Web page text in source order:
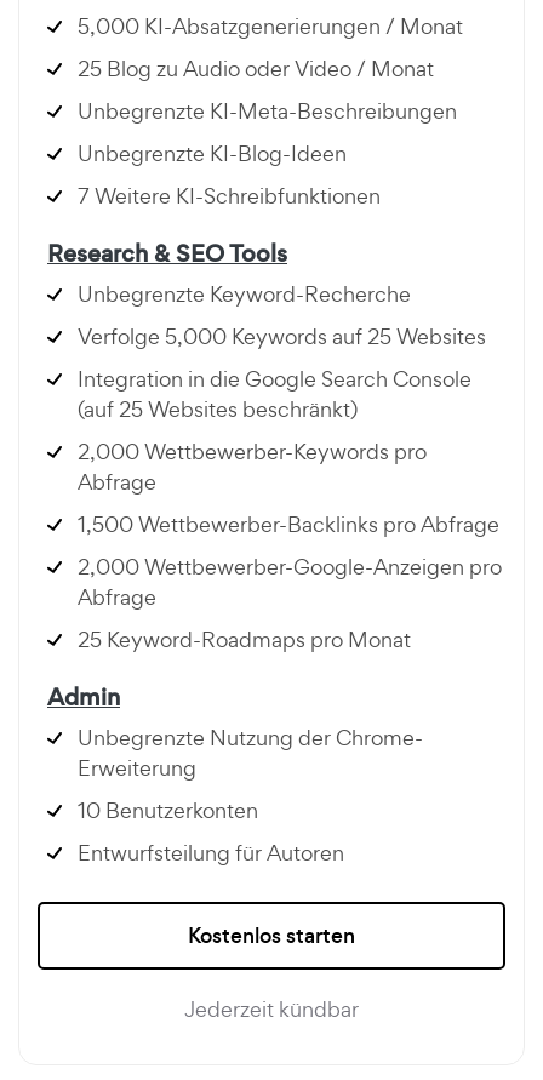
5,000 KI-Absatzgenerierungen / Monat
25 Blog zu Audio oder Video / Monat
Unbegrenzte KI-Meta-Beschreibungen
Unbegrenzte KI-Blog-Ideen
7 Weitere KI-Schreibfunktionen
Research & SEO Tools
Unbegrenzte Keyword-Recherche
Verfolge 5,000 Keywords auf 25 Websites
Integration in die Google Search Console
(auf 25 Websites beschränkt)
2,000 Wettbewerber-Keywords pro
Abfrage
1,500 Wettbewerber-Backlinks pro Abfrage
2,000 Wettbewerber-Google-Anzeigen pro
Abfrage
25 Keyword-Roadmaps pro Monat
Admin
Unbegrenzte Nutzung der Chrome-
Erweiterung
10 Benutzerkonten
Entwurfsteilung für Autoren
Kostenlos starten
Jederzeit kündbar